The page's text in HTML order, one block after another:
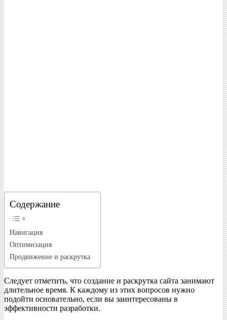
Содержание
Навигация
Оптимизация
Продвижение и раскрутка
Следует отметить, что создание и раскрутка сайта занимают
длительное время. К каждому из этих вопросов нужно
подойти основательно, если вы заинтересованы в
эффективности разработки.